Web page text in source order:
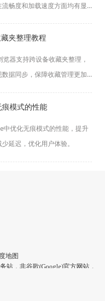
畅度和加载速度方面均有显
稳定与高效的人群使用。
夹整理教程
器支持跨设备收藏夹整理，
据同步，保障收藏管理更加
模式的性能
中优化无痕模式的性能，提升
延迟，优化用户体验。
地图
站，非谷歌(Google)官方网站，